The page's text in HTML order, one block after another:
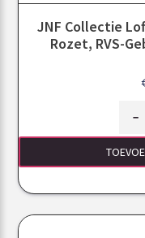
JNF Collectie
Rozet, RVS-
-